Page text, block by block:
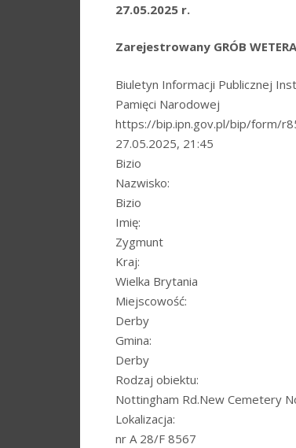
27.05.2025 r.
Zarejestrowany GRÓB
Biuletyn Informacji Publicznej
Pamięci Narodowej
https://bip.ipn.gov.pl/bip/form/
27.05.2025, 21:45
Bizio
Nazwisko:
Bizio
Imię:
Zygmunt
Kraj:
Wielka Brytania
Miejscowość:
Derby
Gmina:
Derby
Rodzaj obiektu:
Nottingham Rd.New Cemetery
Lokalizacja:
nr A 28/F 8567